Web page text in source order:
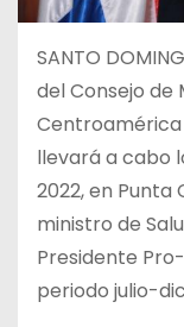
SANTO
del Consejo de
Centroamérica
llevará a cabo
2022, en
ministro de
Presidente
periodo julio-